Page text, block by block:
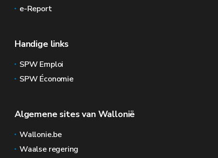
e-Report
Handige links
SPW Emploi
SPW Économie
Algemene sites van Wallonië
Wallonie.be
Waalse regering